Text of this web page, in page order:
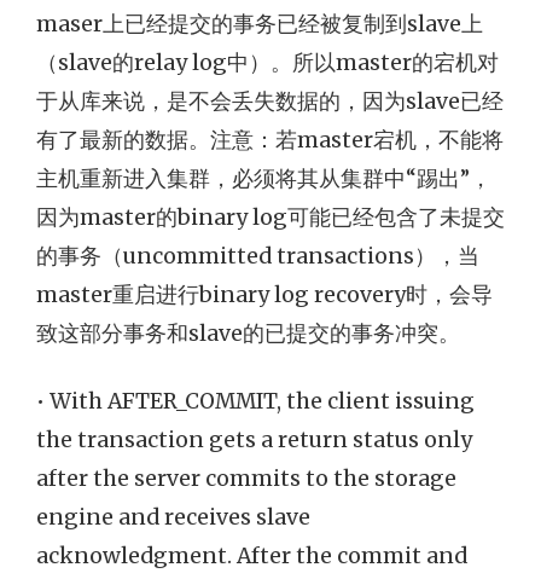
maser上已经提交的事务已经被复制到slave上
（slave的relay log中）。所以master的宕机对
于从库来说，是不会丢失数据的，因为slave已经
有了最新的数据。注意：若master宕机，不能将
主机重新进入集群，必须将其从集群中“踢出”，
因为master的binary log可能已经包含了未提交
的事务（uncommitted transactions），当
master重启进行binary log recovery时，会导
致这部分事务和slave的已提交的事务冲突。
• With AFTER_COMMIT, the client issuing
the transaction gets a return status only
after the server commits to the storage
engine and receives slave
acknowledgment. After the commit and